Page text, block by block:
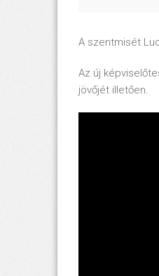
A szentmisét
Az új
jövőjét illetően.